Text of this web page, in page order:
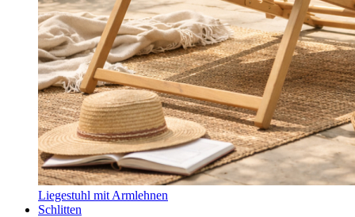
Liegestuhl mit Armlehnen
Schlitten